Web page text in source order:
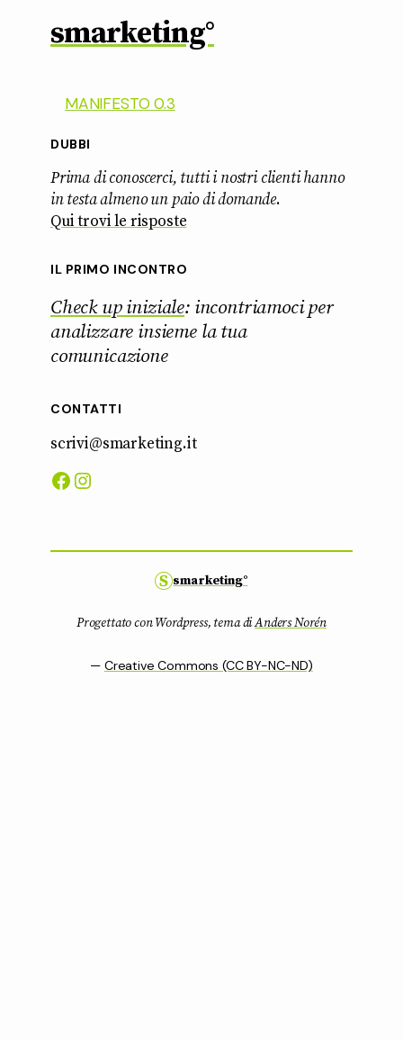
smarketing°
MANIFESTO 0.3
DUBBI
Prima di conoscerci, tutti i nostri clienti hanno
in testa almeno un paio di domande.
Qui trovi le risposte
IL PRIMO INCONTRO
Check up iniziale: incontriamoci per
analizzare insieme la tua
comunicazione
CONTATTI
scrivi@smarketing.it
Facebook Instagram
smarketing°
Progettato con Wordpress, tema diAnders Norén
— Creative Commons (CC BY-NC-ND)